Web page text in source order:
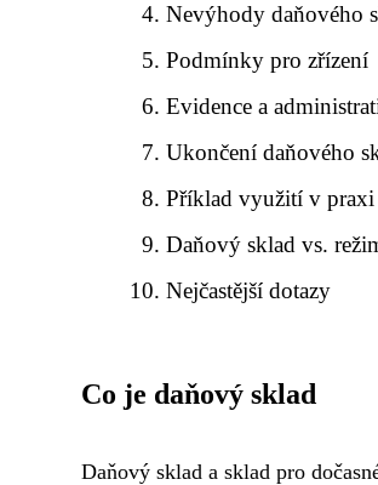
Nevýhody daňového
Podmínky pro zřízení
Evidence a
Ukončení daňového
Příklad využití v praxi
Daňový sklad vs.
Nejčastější dotazy
Co je daňový sklad
Daňový sklad a sklad pro